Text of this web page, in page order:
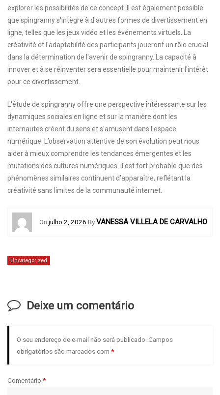
explorer les possibilités de ce concept. Il est également possible
que spingranny s'intègre à d'autres formes de divertissement en
ligne, telles que les jeux vidéo et les événements virtuels. La
créativité et l'adaptabilité des participants joueront un rôle crucial
dans la détermination de l'avenir de spingranny. La capacité à
innover et à se réinventer sera essentielle pour maintenir l'intérêt
pour ce divertissement.
L'étude de spingranny offre une perspective intéressante sur les
dynamiques sociales en ligne et sur la manière dont les
internautes créent du sens et s'amusent dans l'espace
numérique. L’observation attentive de son évolution peut nous
aider à mieux comprendre les tendances émergentes et les
mutations des cultures numériques. Il est fort probable que des
phénomènes similaires continuent d’apparaître, reflétant la
créativité sans limites de la communauté internet.
On julho 2, 2026 ByVANESSA VILLELA DE CARVALHO
Uncategorized
Deixe um comentário
O seu endereço de e-mail não será publicado. Campos
obrigatórios são marcados com *
Comentário *